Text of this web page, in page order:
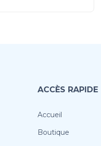
ACCÈS RAPIDE
Accueil
Boutique